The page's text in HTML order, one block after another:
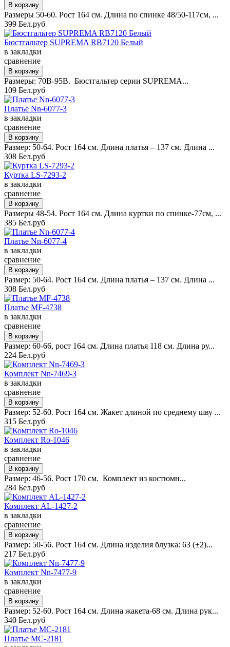
Размеры 50-60. Рост 164 см. Длина по спинке 48/50-117см, ...
399 Бел.руб
Бюстгальтер SUPREMA RB7120 Белый
в закладки
сравнение
Размеры: 70B-95B. Бюстгальтер серии SUPREMA...
109 Бел.руб
Платье Nn-6077-3
в закладки
сравнение
Размер: 50-64. Рост 164 см. Длина платья – 137 см. Длина ...
308 Бел.руб
Куртка LS-7293-2
в закладки
сравнение
Размеры 48-54. Рост 164 см. Длина куртки по спинке-77см, ...
385 Бел.руб
Платье Nn-6077-4
в закладки
сравнение
Размер: 50-64. Рост 164 см. Длина платья – 137 см. Длина ...
308 Бел.руб
Платье MF-4738
в закладки
сравнение
Размер: 60-66, рост 164 см. Длина платья 118 см. Длина ру...
224 Бел.руб
Комплект Nn-7469-3
в закладки
сравнение
Размер: 52-60. Рост 164 см. Жакет длиной по среднему шву ...
315 Бел.руб
Комплект Ro-1046
в закладки
сравнение
Размер: 46-56. Рост 170 см. Комплект из костюмн...
284 Бел.руб
Комплект AL-1427-2
в закладки
сравнение
Размер: 50-56. Рост 164 см. Длина изделия блузка: 63 (±2)...
217 Бел.руб
Комплект Nn-7477-9
в закладки
сравнение
Размер: 52-60. Рост 164 см. Длина жакета-68 см. Длина рук...
340 Бел.руб
Платье MC-2181